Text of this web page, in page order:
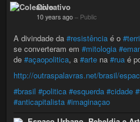
Coleativo
10 years ago – Public
A divindade da #resistência é o
se converteram em #mitologia
de #açaopolitica, a #arte na #rua é
http://outraspalavras.net/brasil/
#brasil #politica #esquerda #cidade
#anticapitalista #imaginaçao